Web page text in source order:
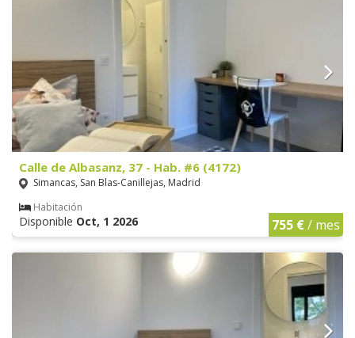
Calle de Albasanz, 37 - Hab. #6 (4172)
Simancas, San Blas-Canillejas, Madrid
Habitación
Disponible Oct, 1 2026 755 €/ mes